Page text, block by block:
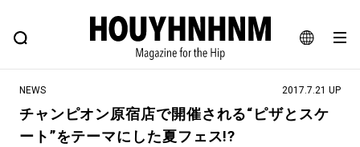
JA
EN
FEATURE BLOG SNAP
ヒップなファッション、カルチャー、ライフスタイルWEBマガジン
NEWS 2017.7.21 UP
チャンピオン原宿店で開催される“ピザとスケ
ート”をテーマにした夏フェス!?